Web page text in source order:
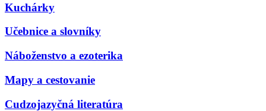
Kuchárky
Učebnice a slovníky
Náboženstvo a ezoterika
Mapy a cestovanie
Cudzojazyčná literatúra